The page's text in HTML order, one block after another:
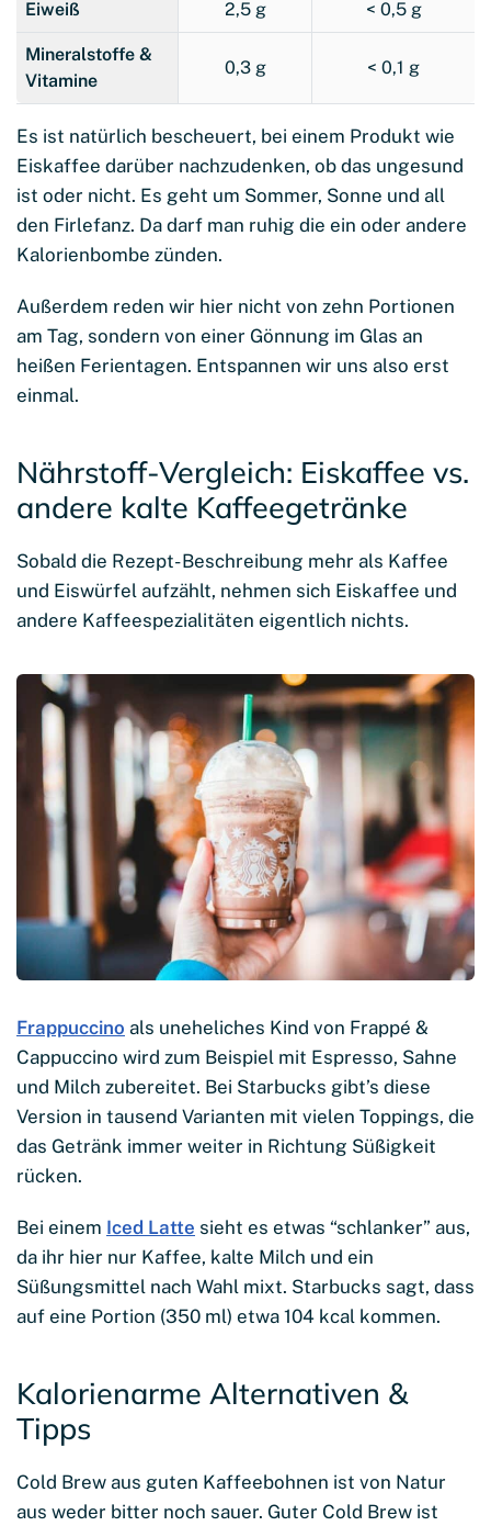
Eiweiß 2,5 g < 0,5 g
Mineralstoffe &
Vitamine
0,3 g < 0,1 g
Es ist natürlich bescheuert, bei einem Produkt wie
Eiskaffee darüber nachzudenken, ob das ungesund
ist oder nicht. Es geht um Sommer, Sonne und all
den Firlefanz. Da darf man ruhig die ein oder andere
Kalorienbombe zünden.
Außerdem reden wir hier nicht von zehn Portionen
am Tag, sondern von einer Gönnung im Glas an
heißen Ferientagen. Entspannen wir uns also erst
einmal.
Nährstoff-Vergleich: Eiskaffee vs.
andere kalte Kaffeegetränke
Sobald die Rezept- Beschreibung mehr als Kaffee
und Eiswürfel aufzählt, nehmen sich Eiskaffee und
andere Kaffeespezialitäten eigentlich nichts.
Frappuccino als uneheliches Kind von Frappé &
Cappuccino wird zum Beispiel mit Espresso, Sahne
und Milch zubereitet. Bei Starbucks gibt’s diese
Version in tausend Varianten mit vielen Toppings, die
das Getränk immer weiter in Richtung Süßigkeit
rücken.
Bei einem Iced Latte sieht es etwas “schlanker” aus,
da ihr hier nur Kaffee, kalte Milch und ein
Süßungsmittel nach Wahl mixt. Starbucks sagt, dass
auf eine Portion (350 ml) etwa 104 kcal kommen.
Kalorienarme Alternativen &
Tipps
Cold Brew aus guten Kaffeebohnen ist von Natur
aus weder bitter noch sauer. Guter Cold Brew ist